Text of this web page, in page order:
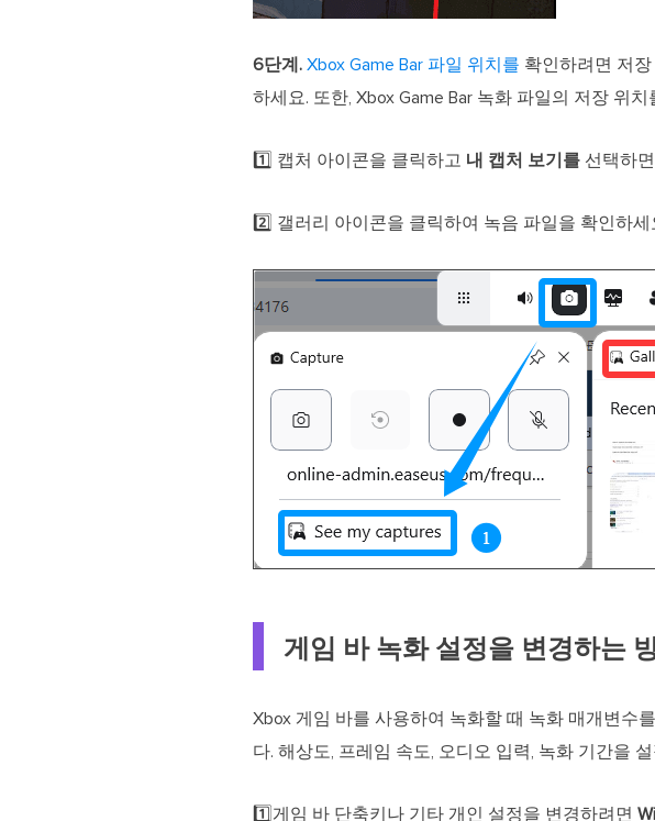
6단계. Xbox Game Bar 파일 위치를 확인하려면 저
하세요. 또한, Xbox Game Bar 녹화 파일의 저장 위
1️⃣ 캡처 아이콘을 클릭하고 내 캡처 보기를 선택하
2️⃣ 갤러리 아이콘을 클릭하여 녹음 파일을 확인하
게임 바 녹화 설정을 변경하는
Xbox 게임 바를 사용하여 녹화할 때 녹화 매개변수
다. 해상도, 프레임 속도, 오디오 입력, 녹화 기간을
1️⃣게임 바 단축키나 기타 개인 설정을 변경하려면